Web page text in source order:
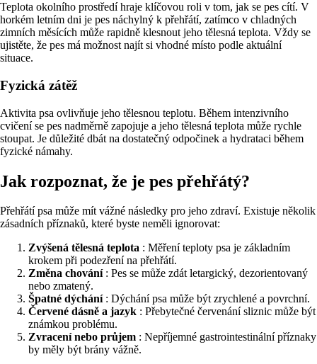
Teplota okolního prostředí hraje klíčovou roli v tom, jak se pes cítí. V
horkém letním dni je pes náchylný k přehřátí, zatímco v chladných
zimních měsících může rapidně klesnout jeho tělesná teplota. Vždy se
ujistěte, že pes má možnost najít si vhodné místo podle aktuální
situace.
Fyzická zátěž
Aktivita psa ovlivňuje jeho tělesnou teplotu. Během intenzivního
cvičení se pes nadměrně zapojuje a jeho tělesná teplota může rychle
stoupat. Je důležité dbát na dostatečný odpočinek a hydrataci během
fyzické námahy.
Jak rozpoznat, že je pes přehřátý?
Přehřátí psa může mít vážné následky pro jeho zdraví. Existuje několik
zásadních příznaků, které byste neměli ignorovat:
Zvýšená tělesná teplota : Měření teploty psa je základním
krokem při podezření na přehřátí.
Změna chování: Pes se může zdát letargický, dezorientovaný
nebo zmatený.
Špatné dýchání: Dýchání psa může být zrychlené a povrchní.
Červené dásně a jazyk : Přebytečné červenání sliznic může být
známkou problému.
Zvracení nebo průjem : Nepříjemné gastrointestinální příznaky
by měly být brány vážně.